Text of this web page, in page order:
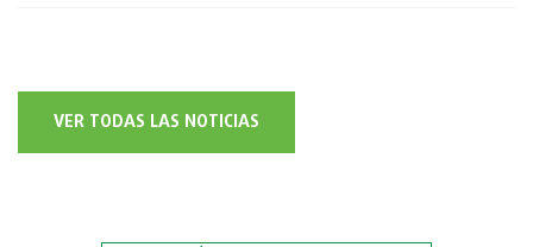
VER TODAS LAS NOTICIAS